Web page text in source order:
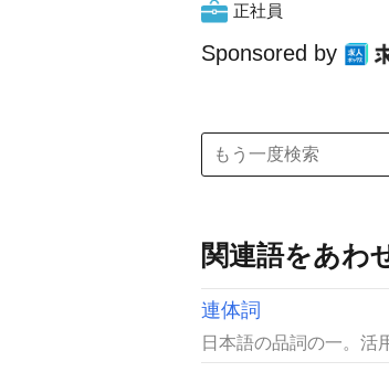
正社員
Sponsored by
関連語をあわ
連体詞
日本語の品詞の一。活